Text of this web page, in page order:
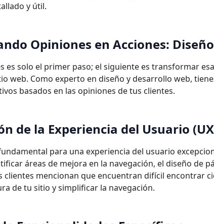
y útil.
Opiniones en Acciones:
es solo el primer paso; el siguiente es transformar
web. Como experto en diseño y desarrollo web,
basados en las opiniones de tus clientes.
de la Experiencia del Usuario
para una experiencia del usuario
áreas de mejora en la navegación, el diseño de
clientes mencionan que encuentran difícil encontrar
de tu sitio y simplificar la navegación.